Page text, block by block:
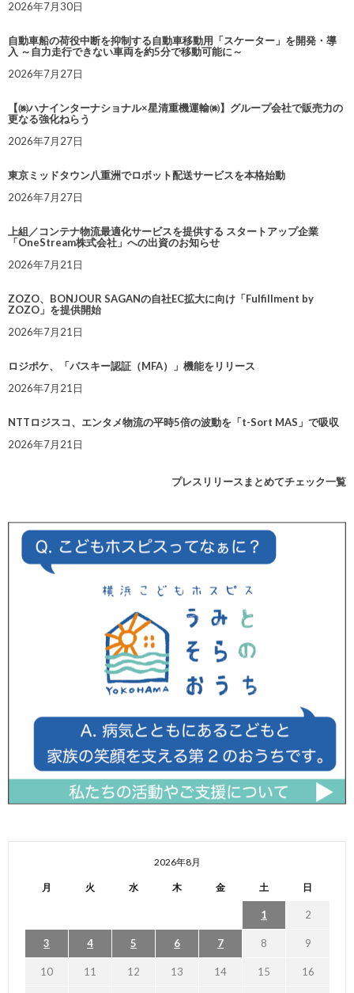
2026年7月30日
自動車船の荷役中断を抑制する自動車移動用「スケーター」を開発・導
入 ～自力走行できない車両を約5分で移動可能に～
2026年7月27日
【㈱ハナインターナショナル×星清重機運輸㈱】グループ会社で販売力の
更なる強化ねらう
2026年7月27日
東京ミッドタウン八重洲でロボット配送サービスを本格始動
2026年7月27日
上組／コンテナ物流最適化サービスを提供する スタートアップ企業
「OneStream株式会社」への出資のお知らせ
2026年7月21日
ZOZO、BONJOUR SAGANの自社EC拡大に向け「Fulfillment by
ZOZO」を提供開始
2026年7月21日
ロジポケ、「パスキー認証（MFA）」機能をリリース
2026年7月21日
NTTロジスコ、エンタメ物流の平時5倍の波動を「t-Sort MAS」で吸収
2026年7月21日
プレスリリースまとめてチェック一覧
2026年8月
月 火 水 木 金 土 日
1 2
3 4 5 6 7 8 9
10 11 12 13 14 15 16